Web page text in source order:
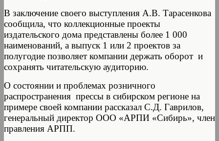
В заключение своего выступления А.В. Тарасенкова
сообщила, что коллекционные проекты
издательского дома представлены более 1 000
наименований, а выпуск 1 или 2 проектов за
полугодие позволяет компании держать оборот и
сохранять читательскую аудиторию.
О состоянии и проблемах розничного
распространения прессы в сибирском регионе на
примере своей компании рассказал С.Д. Гаврилов,
генеральный директор ООО «АРПИ «Сибирь», член
правления АРПП.